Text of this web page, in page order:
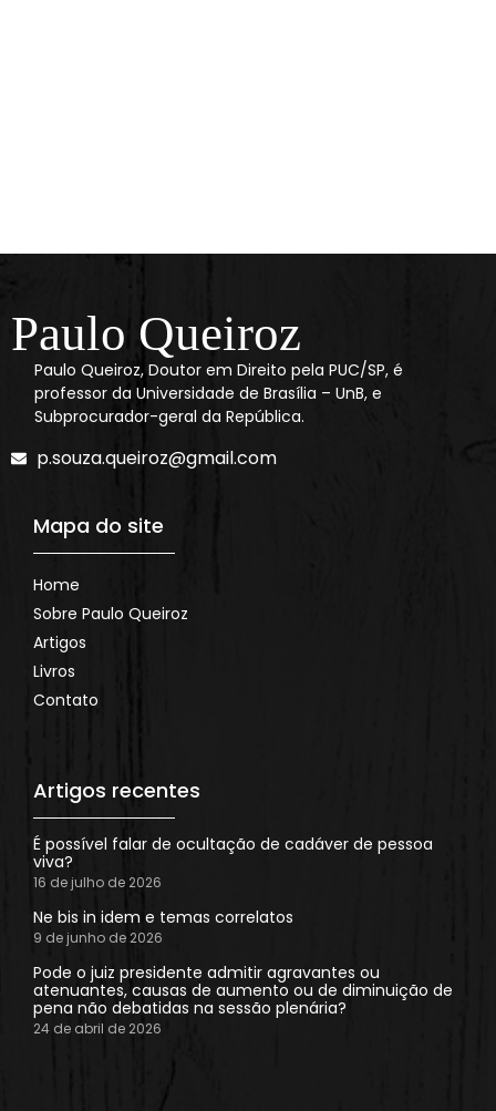
Paulo Queiroz
Paulo Queiroz, Doutor em Direito pela PUC/SP, é
professor da Universidade de Brasília – UnB, e
Subprocurador-geral da República.
p.souza.queiroz@gmail.com
Mapa do site
Home
Sobre Paulo Queiroz
Artigos
Livros
Contato
Artigos recentes
É possível falar de ocultação de cadáver de pessoa
viva?
16 de julho de 2026
Ne bis in idem e temas correlatos
9 de junho de 2026
Pode o juiz presidente admitir agravantes ou
atenuantes, causas de aumento ou de diminuição de
pena não debatidas na sessão plenária?
24 de abril de 2026